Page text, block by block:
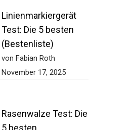
Linienmarkiergerät
Test: Die 5 besten
(Bestenliste)
von Fabian Roth
November 17, 2025
Rasenwalze Test:
Die 5 besten